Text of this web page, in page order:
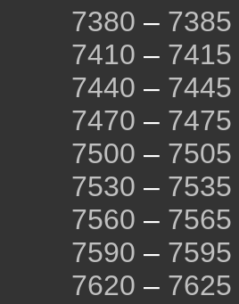
7380 – 7385
7410 – 7415
7440 – 7445
7470 – 7475
7500 – 7505
7530 – 7535
7560 – 7565
7590 – 7595
7620 – 7625